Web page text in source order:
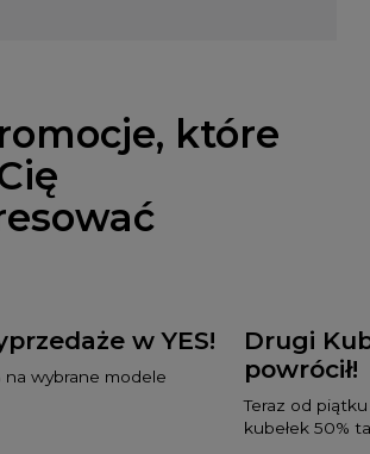
które
w YES!
na wybrane modele
Drugi
powrócił!
Teraz od
kubełek 50%